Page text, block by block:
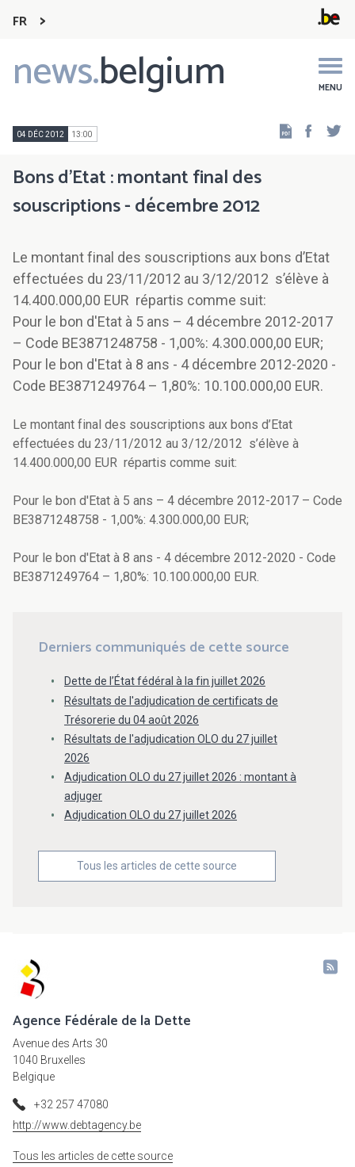
FR
news.belgium MENU
Main
navigation
04 DÉC 2012 13:00
Bons d'Etat : montant final des
souscriptions - décembre 2012
Le montant final des souscriptions aux bons d’Etat
effectuées du 23/11/2012 au 3/12/2012 s’élève à
14.400.000,00 EUR répartis comme suit:
Pour le bon d'Etat à 5 ans – 4 décembre 2012-2017
– Code BE3871248758 - 1,00%: 4.300.000,00 EUR;
Pour le bon d'Etat à 8 ans - 4 décembre 2012-2020 -
Code BE3871249764 – 1,80%: 10.100.000,00 EUR.
Le montant final des souscriptions aux bons d’Etat
effectuées du 23/11/2012 au 3/12/2012 s’élève à
14.400.000,00 EUR répartis comme suit:
Pour le bon d'Etat à 5 ans – 4 décembre 2012-2017 – Code
BE3871248758 - 1,00%: 4.300.000,00 EUR;
Pour le bon d'Etat à 8 ans - 4 décembre 2012-2020 - Code
BE3871249764 – 1,80%: 10.100.000,00 EUR.
Derniers communiqués de cette source
Dette de l’État fédéral à la fin juillet 2026
Résultats de l'adjudication de certificats de
Trésorerie du 04 août 2026
Résultats de l'adjudication OLO du 27 juillet
2026
Adjudication OLO du 27 juillet 2026 : montant à
adjuger
Adjudication OLO du 27 juillet 2026
Tous les articles de cette source
Agence Fédérale de la Dette
Avenue des Arts 30
1040 Bruxelles
Belgique
+32 257 47080
http://www.debtagency.be
Tous les articles de cette source